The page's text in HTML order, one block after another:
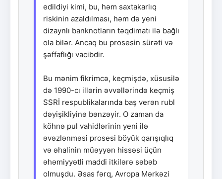
edildiyi kimi, bu, həm saxtakarlıq
riskinin azaldılması, həm də yeni
dizaynlı banknotların təqdimatı ilə bağlı
ola bilər. Ancaq bu prosesin sürəti və
şəffaflığı vacibdir.
Bu mənim fikrimcə, keçmişdə, xüsusilə
də 1990-cı illərin əvvəllərində keçmiş
SSRİ respublikalarında baş verən rubl
dəyişikliyinə bənzəyir. O zaman da
köhnə pul vahidlərinin yeni ilə
əvəzlənməsi prosesi böyük qarışıqlıq
və əhalinin müəyyən hissəsi üçün
əhəmiyyətli maddi itkilərə səbəb
olmuşdu. Əsas fərq, Avropa Mərkəzi